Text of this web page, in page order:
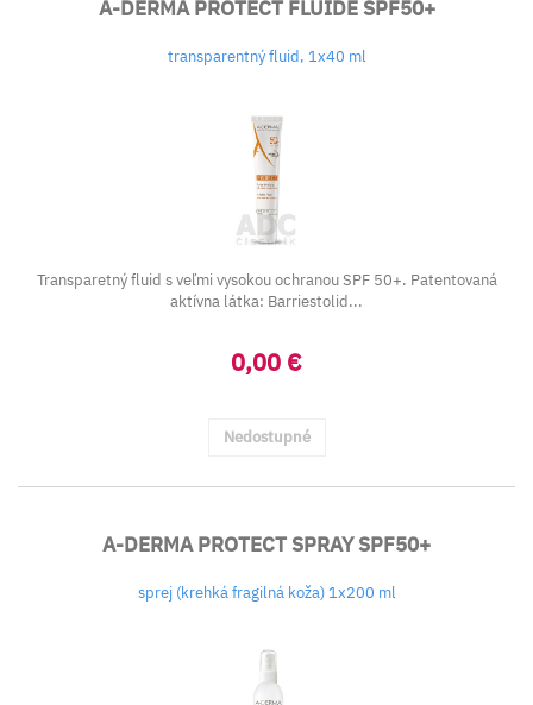
A-DERMA PROTECT FLUIDE SPF50+
transparentný fluid, 1x40 ml
Transparetný fluid s veľmi vysokou ochranou SPF 50+. Patentovaná
aktívna látka: Barriestolid...
0,00 €
Nedostupné
A-DERMA PROTECT SPRAY SPF50+
sprej (krehká fragilná koža) 1x200 ml